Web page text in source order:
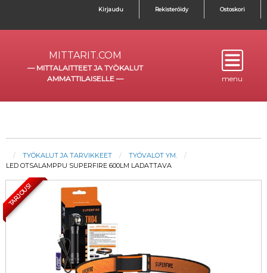
Kirjaudu Rekisteröidy Ostoskori
MITTARIT.COM
— MITTALAITTEET JA TYÖKALUT
AMMATTILAISELLE — menu
TYÖKALUT JA TARVIKKEET
TYÖVALOT YM.
LED OTSALAMPPU SUPERFIRE 600LM LADATTAVA
TARJOUS!